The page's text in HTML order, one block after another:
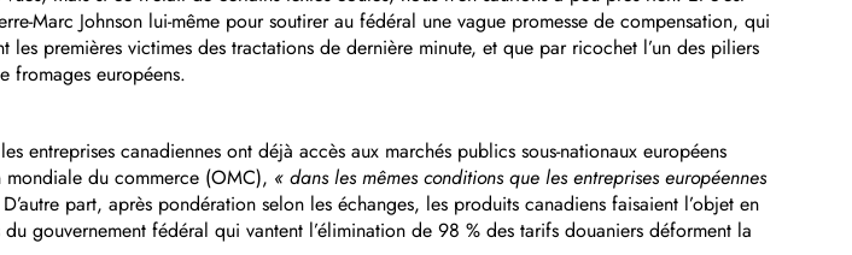
Marc Johnson lui-même pour soutirer au fédéral une vague promesse de compensation, qui
premières victimes des tractations de dernière minute, et que par ricochet l’un des piliers
fromages européens.
entreprises canadiennes ont déjà accès aux marchés publics sous-nationaux européens
mondiale du commerce (OMC), « dans les mêmes conditions que les entreprises européennes
part, après pondération selon les échanges, les produits canadiens faisaient l’objet en
gouvernement fédéral qui vantent l’élimination de 98 % des tarifs douaniers déforment la